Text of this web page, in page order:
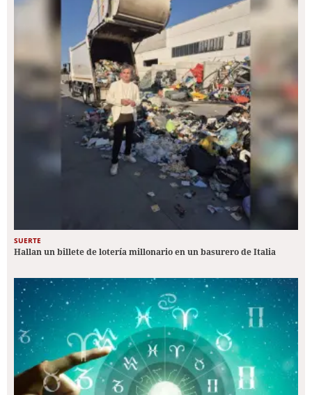
SUERTE
Hallan un billete de lotería millonario en un basurero de Italia